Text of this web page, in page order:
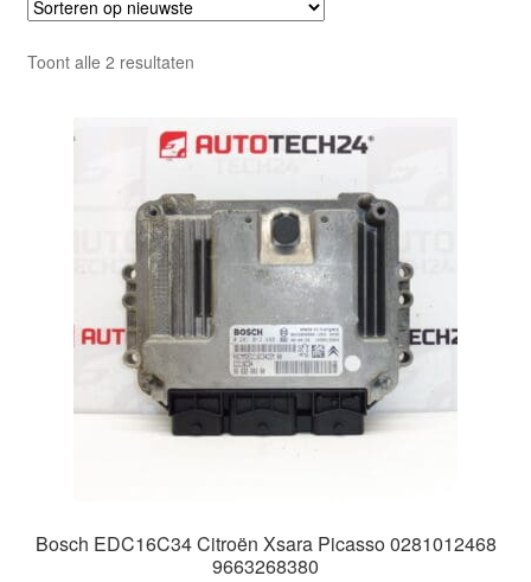
Toont alle 2 resultatenGesorteerd
Bosch EDC16C34 Citroën Xsara Picasso 0281012468
9663268380